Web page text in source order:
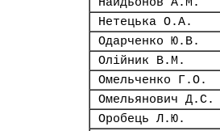
Нетецька О.А.
Одарченко Ю.В.
Олійник В.М.
Омельченко Г.О.
Омельянович Д.С.
Оробець Л.Ю.